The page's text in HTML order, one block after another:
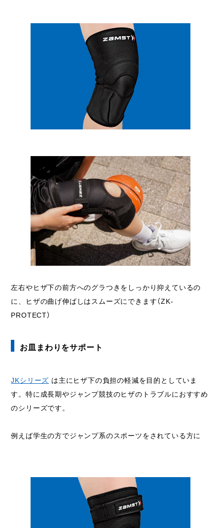
左右やヒザ下の前方へのグラつきをしっかり抑えているの
に、ヒザの曲げ伸ばしはスムーズにできます（ZK-
PROTECT）
お皿まわりをサポート
JKシリーズ は主にヒザ下の負担の軽減を目的としていま
す。特に成長期やジャンプ競技のヒザのトラブルにおすすめ
のシリーズです。
例えば学生の方でジャンプ系のスポーツをされている方に